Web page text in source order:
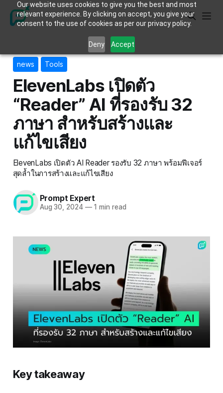
Our website uses cookies to give you the best and most
relevant experience. By clicking on accept, you give your
consent to the use of cookies as per our privacy policy.
Deny Accept
news Tools
ElevenLabs เปิดตัว
“Reader” AI ที่รองรับ 32
ภาษา สำหรับสร้างและ
แก้ไขเสียง
ElevenLabs เปิดตัว AI Reader รองรับ 32 ภาษา พร้อมฟีเจอร์
สุดล้ำในการสร้างและแก้ไขเสียง
Prompt Expert
Aug 30, 2024 —1 min read
Key takeaway